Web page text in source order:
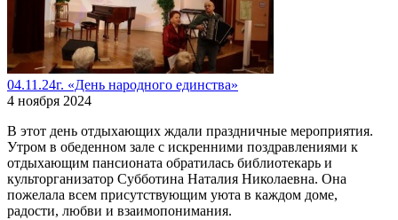
04.11.24г. «День народного единства»
4 ноября 2024
В этот день отдыхающих ждали праздничные мероприятия.
Утром в обеденном зале с искренними поздравлениями к
отдыхающим пансионата обратилась библиотекарь и
культорганизатор Субботина Наталия Николаевна. Она
пожелала всем присутствующим уюта в каждом доме,
радости, любви и взаимопонимания.